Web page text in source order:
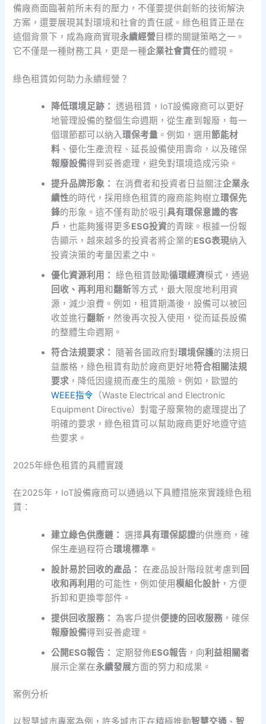
備廠商面臨著前所未有的壓力，不僅要提供創新的技術解決
方案，還要展現其對環境和社會的責任感。綠色租賃正是在
這個背景下，成為廠商實現永續經營 目標的關鍵策略之一。
它不僅是一種財務工具，更是一種企業社會責任的體現。
綠色租賃如何助力永續經營？
降低環境足跡： 透過租賃，IoT設備廠商可以更好
地管理設備的整個生命週期，從生產到報廢，每一
個環節都可以納入環保考量 。例如，選用節能材
料 、優化生產流程、延長設備使用壽命，以及確保
報廢設備得到妥善處理，避免對環境造成污染。
提升品牌形象： 在消費者和投資者日益關注企業永
續性的時代，採用綠色租賃的廠商能夠樹立環保先
鋒的形象。這不僅有助於吸引具有環保意識的客
戶 ，也能夠獲得更多ESG投資的青睞。根據一份報
告顯示，越來越多的投資者將企業的ESG表現納入
投資決策的考量因素之中。
優化資源利用： 綠色租賃鼓勵循環經濟模式，通過
回收、再利用和翻新等方式，最大限度地利用資
源，減少浪費。例如，租賃期滿後，設備可以被回
收並進行翻新 ，然後再次投入使用，從而延長設備
的整體生命週期。
符合法規要求：
隨著各國政府對環境保護的法規日
益嚴格，綠色租賃有助於廠商更好地符合相關法規
要求 ，降低因違規而產生的風險。例如，歐盟的
WEEE指令 （Waste Electrical and Electronic
Equipment Directive）對電子廢棄物的處理提出了
明確的要求，綠色租賃可以幫助廠商更好地遵守這
些要求。
2025年綠色租賃的具體實踐
在2025年，IoT設備廠商可以通過以下具體措施來實踐綠色租
賃：
建立綠色供應鏈： 選擇具有環保認證的供應商，確
保生產過程符合環境標準 。
設計易於回收的產品： 在產品設計階段就考慮到 回
收和再利用 的可能性，例如使用模組化設計 ，方便
拆卸和更換零部件。
提供回收服務： 為客戶提供便捷的回收服務 ，確保
報廢設備得到妥善處理。
公開ESG報告：
定期發佈ESG報告 ，向利益相關者
展示企業在永續發展方面的努力和成果。
案例分析
以智慧城市專案為例，許多城市正在積極推動智慧交通 、智